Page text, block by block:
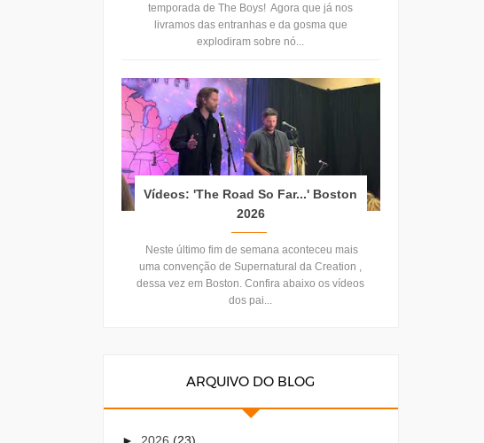
temporada de The Boys! Agora que já nos
livramos das entranhas e da gosma que
explodiram sobre nó...
Vídeos: 'The Road So Far...' Boston
2026
Neste último fim de semana aconteceu mais
uma convenção de Supernatural da Creation ,
dessa vez em Boston. Confira abaixo os vídeos
dos pai...
ARQUIVO DO BLOG
► 2026 (23)